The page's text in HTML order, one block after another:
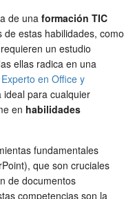
de una formación TIC
estas habilidades, como
un estudio
ellas radica en una
Experto en Office y
para cualquier
en habilidades
fundamentales
que son cruciales
de documentos
competencias son la